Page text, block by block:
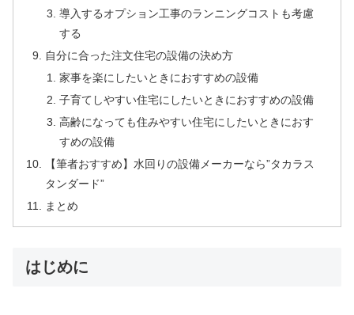
導入するオプション工事のランニングコストも考慮
する
自分に合った注文住宅の設備の決め方
家事を楽にしたいときにおすすめの設備
子育てしやすい住宅にしたいときにおすすめの設備
高齢になっても住みやすい住宅にしたいときにおす
すめの設備
【筆者おすすめ】水回りの設備メーカーなら”タカラス
タンダード”
まとめ
はじめに